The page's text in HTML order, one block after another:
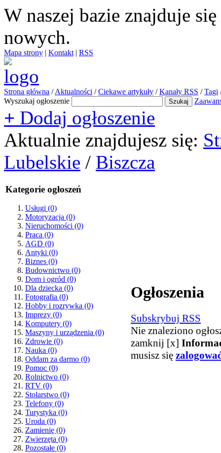
W naszej bazie znajduje się
nowych.
Mapa strony | Kontakt | RSS
Strona główna / Aktualności / Ciekawe artykuły / Kanały RSS / Tagi
Wyszukaj ogłoszenie
+ Dodaj ogłoszenie
Aktualnie znajdujesz się:
Lubelskie / Biszcza
Kategorie ogłoszeń
Usługi (0)
Motoryzacja (0)
Nieruchomości (0)
Praca (0)
AGD (0)
Antyki (0)
Biznes (0)
Budownictwo (0)
Dom i ogród (0)
Dla dziecka (0)
Fotografia (0)
Hobby i rozrywka (0)
Imprezy (0)
Komputery (0)
Maszyny i urządzenia (0)
Zdrowie (0)
Nauka (0)
Oddam za darmo (0)
Pomoc (0)
Rolnictwo (0)
RTV (0)
Stolarstwo (0)
Telefony (0)
Turystyka (0)
Uroda (0)
Zamienię (0)
Zwierzęta (0)
Pozostałe (0)
Ogłoszenia
Subskrybuj RSS
Nie znaleziono
zamknij [x]
musisz się